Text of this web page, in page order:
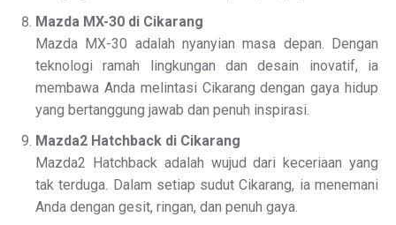
Mazda MX-30 di Cikarang
Mazda MX-30 adalah nyanyian masa depan. Dengan
teknologi ramah lingkungan dan desain inovatif, ia
membawa Anda melintasi Cikarang dengan gaya hidup
yang bertanggung jawab dan penuh inspirasi.
Mazda2 Hatchback di Cikarang
Mazda2 Hatchback adalah wujud dari keceriaan yang
tak terduga. Dalam setiap sudut Cikarang, ia menemani
Anda dengan gesit, ringan, dan penuh gaya.